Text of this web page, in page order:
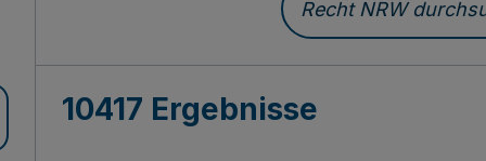
Recht NRW
10417 Ergebnisse